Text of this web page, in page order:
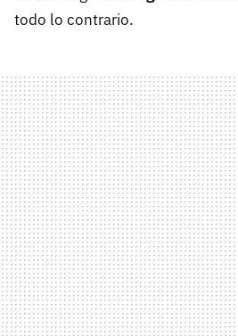
todo lo contrario.